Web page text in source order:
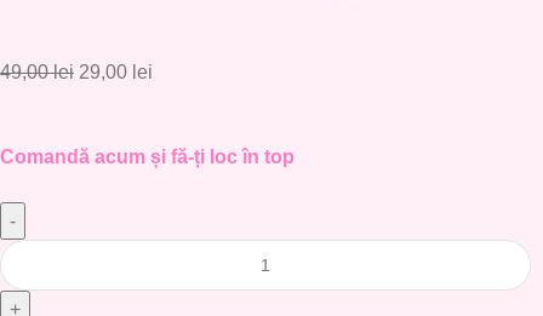
49,00lei 29,00 lei
Comandă acum și fă-ți loc în top